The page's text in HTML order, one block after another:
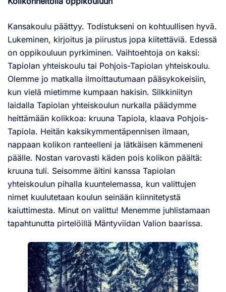
Kansakoulu päättyy. Todistukseni on kohtuullisen hyvä.
Lukeminen, kirjoitus ja piirustus jopa kiitettäviä. Edessä
on oppikouluun pyrkiminen. Vaihtoehtoja on kaksi:
Tapiolan yhteiskoulu tai Pohjois-Tapiolan yhteiskoulu.
Olemme jo matkalla ilmoittautumaan pääsykokeisiin,
kun vielä mietimme kumpaan hakisin. Silkkiniityn
laidalla Tapiolan yhteiskoulun nurkalla päädymme
heittämään kolikkoa: kruuna Tapiola, klaava Pohjois-
Tapiola. Heitän kaksikymmentäpennisen ilmaan,
nappaan kolikon ranteelleni ja lätkäisen kämmeneni
päälle. Nostan varovasti käden pois kolikon päältä:
kruuna tuli. Seisomme äitini kanssa Tapiolan
yhteiskoulun pihalla kuuntelemassa, kun valittujen
nimet kuulutetaan koulun seinään kiinnitetystä
kaiuttimesta. Minut on valittu! Menemme juhlistamaan
tapahtunutta pirtelöillä Mäntyviidan Valion baarissa.